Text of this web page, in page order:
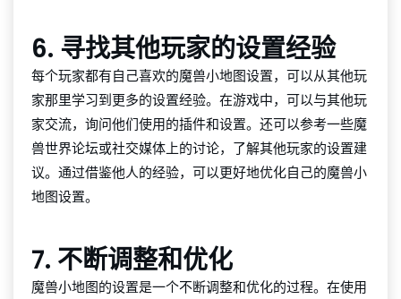
6. 寻找其他玩家的设置经验
每个玩家都有自己喜欢的魔兽小地图设置，可以从其他玩
家那里学习到更多的设置经验。在游戏中，可以与其他玩
家交流，询问他们使用的插件和设置。还可以参考一些魔
兽世界论坛或社交媒体上的讨论，了解其他玩家的设置建
议。通过借鉴他人的经验，可以更好地优化自己的魔兽小
地图设置。
7. 不断调整和优化
魔兽小地图的设置是一个不断调整和优化的过程。在使用